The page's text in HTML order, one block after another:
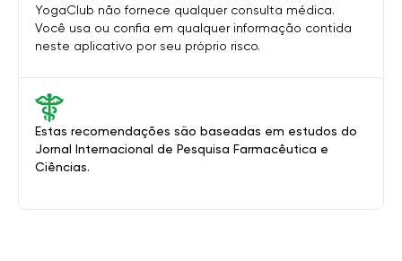
Estas recomendações são baseadas em estudos do
Jornal Internacional de Pesquisa Farmacêutica e
Ciências.
YogaClub não fornece qualquer consulta médica.
Você usa ou confia em qualquer informação contida
neste aplicativo por seu próprio risco.